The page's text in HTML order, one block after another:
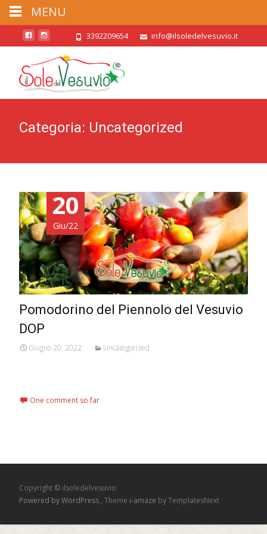
3392209654 info@ilsoledelvesuvio.it
Categoria: Uncategorized
20
Giu/22
Pomodorino del Piennolo del Vesuvio
DOP
Giugno 20, 2022 Uncategorized
One comment so far
Copyright © ilsoledelvesuvio
Powered by WordPress , Theme i-amaze by TemplatesNext
MENU